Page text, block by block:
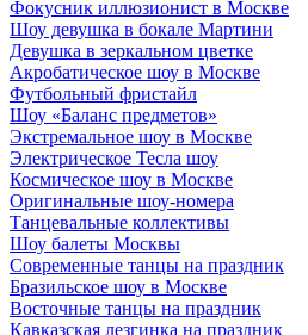
Фокусник иллюзионист в Москве
Шоу девушка в бокале Мартини
Девушка в зеркальном цветке
Акробатическое шоу в Москве
Футбольный фристайл
Шоу «Баланс предметов»
Экстремальное шоу в Москве
Электрическое Тесла шоу
Космическое шоу в Москве
Оригинальные шоу-номера
Танцевальные коллективы
Шоу балеты Москвы
Современные танцы на праздник
Бразильское шоу в Москве
Восточные танцы на праздник
Кавказская лезгинка на праздник